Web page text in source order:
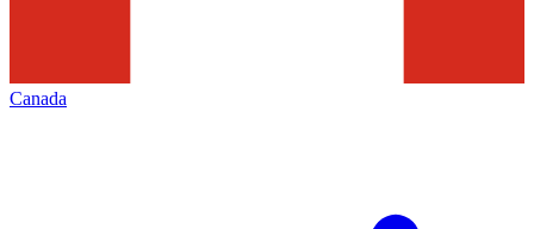
Canada